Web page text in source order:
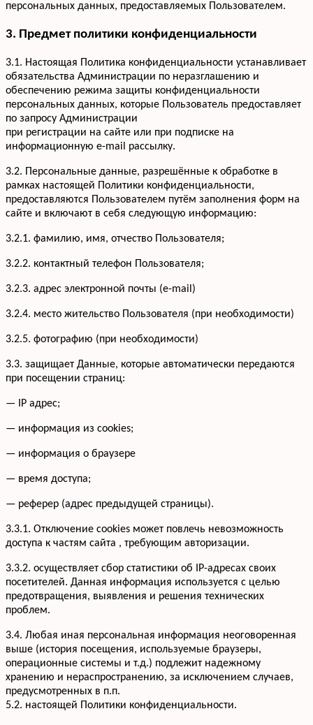
персональных данных, предоставляемых Пользователем.
3. Предмет политики конфиденциальности
3.1. Настоящая Политика конфиденциальности устанавливает
обязательства Администрации по неразглашению и
обеспечению режима защиты конфиденциальности
персональных данных, которые Пользователь предоставляет
по запросу Администрации
при регистрации на сайте или при подписке на
информационную e-mail рассылку.
3.2. Персональные данные, разрешённые к обработке в
рамках настоящей Политики конфиденциальности,
предоставляются Пользователем путём заполнения форм на
сайте и включают в себя следующую информацию:
3.2.1. фамилию, имя, отчество Пользователя;
3.2.2. контактный телефон Пользователя;
3.2.3. адрес электронной почты (e-mail)
3.2.4. место жительство Пользователя (при необходимости)
3.2.5. фотографию (при необходимости)
3.3. защищает Данные, которые автоматически передаются
при посещении страниц:
— IP адрес;
— информация из cookies;
— информация о браузере
— время доступа;
— реферер (адрес предыдущей страницы).
3.3.1. Отключение cookies может повлечь невозможность
доступа к частям сайта , требующим авторизации.
3.3.2. осуществляет сбор статистики об IP-адресах своих
посетителей. Данная информация используется с целью
предотвращения, выявления и решения технических
проблем.
3.4. Любая иная персональная информация неоговоренная
выше (история посещения, используемые браузеры,
операционные системы и т.д.) подлежит надежному
хранению и нераспространению, за исключением случаев,
предусмотренных в п.п.
5.2. настоящей Политики конфиденциальности.